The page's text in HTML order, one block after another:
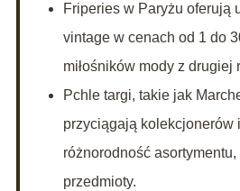
Friperies w Paryżu oferują
vintage w cenach od 1 do
miłośników mody z drugiej
Pchle targi, takie jak
przyciągają kolekcjonerów
różnorodność
przedmioty.